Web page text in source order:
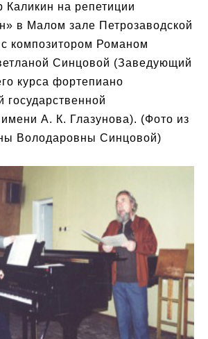
Каликин на репетиции
в Малом зале Петрозаводской
композитором Романом
Синцовой (Заведующий
курса фортепиано
государственной
А. К. Глазунова). (Фото из
Володаровны Синцовой)